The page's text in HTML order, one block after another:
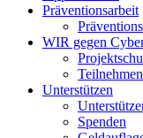
Präventionsarbeit
WIR gegen
Unterstützen
Spenden